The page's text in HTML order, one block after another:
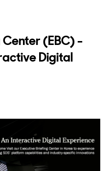
(EBC) -
Digital